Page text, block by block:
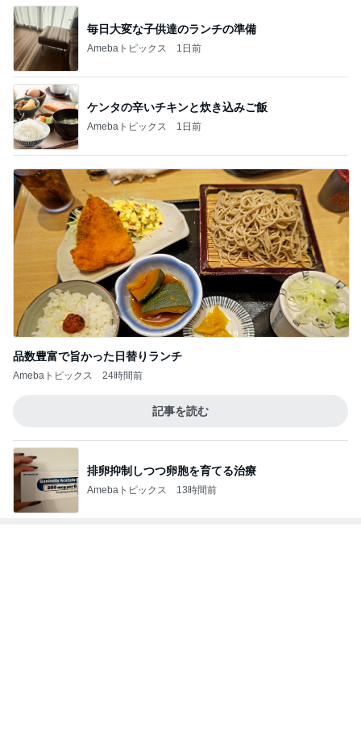
毎日大変な子供達のランチの準備
Amebaトピックス 1日前
ケンタの辛いチキンと炊き込みご飯
Amebaトピックス 1日前
品数豊富で旨かった日替りランチ
Amebaトピックス 24時間前
記事を読む
排卵抑制しつつ卵胞を育てる治療
Amebaトピックス 13時間前